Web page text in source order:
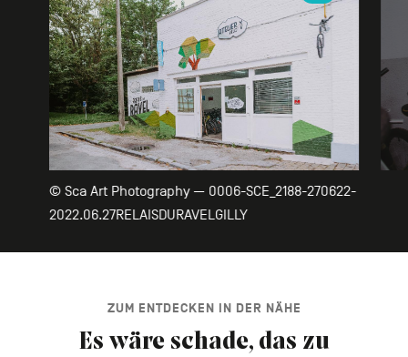
© Sca Art Photography — 0006-SCE_2188-270622-
2022.06.27RELAISDURAVELGILLY
ZUM ENTDECKEN IN DER NÄHE
Es wäre schade, das zu